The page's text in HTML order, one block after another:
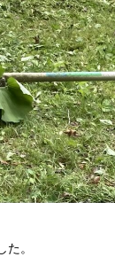
。